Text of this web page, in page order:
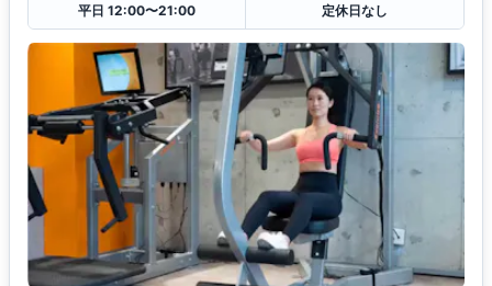
平日 12:00〜21:00
定休日なし